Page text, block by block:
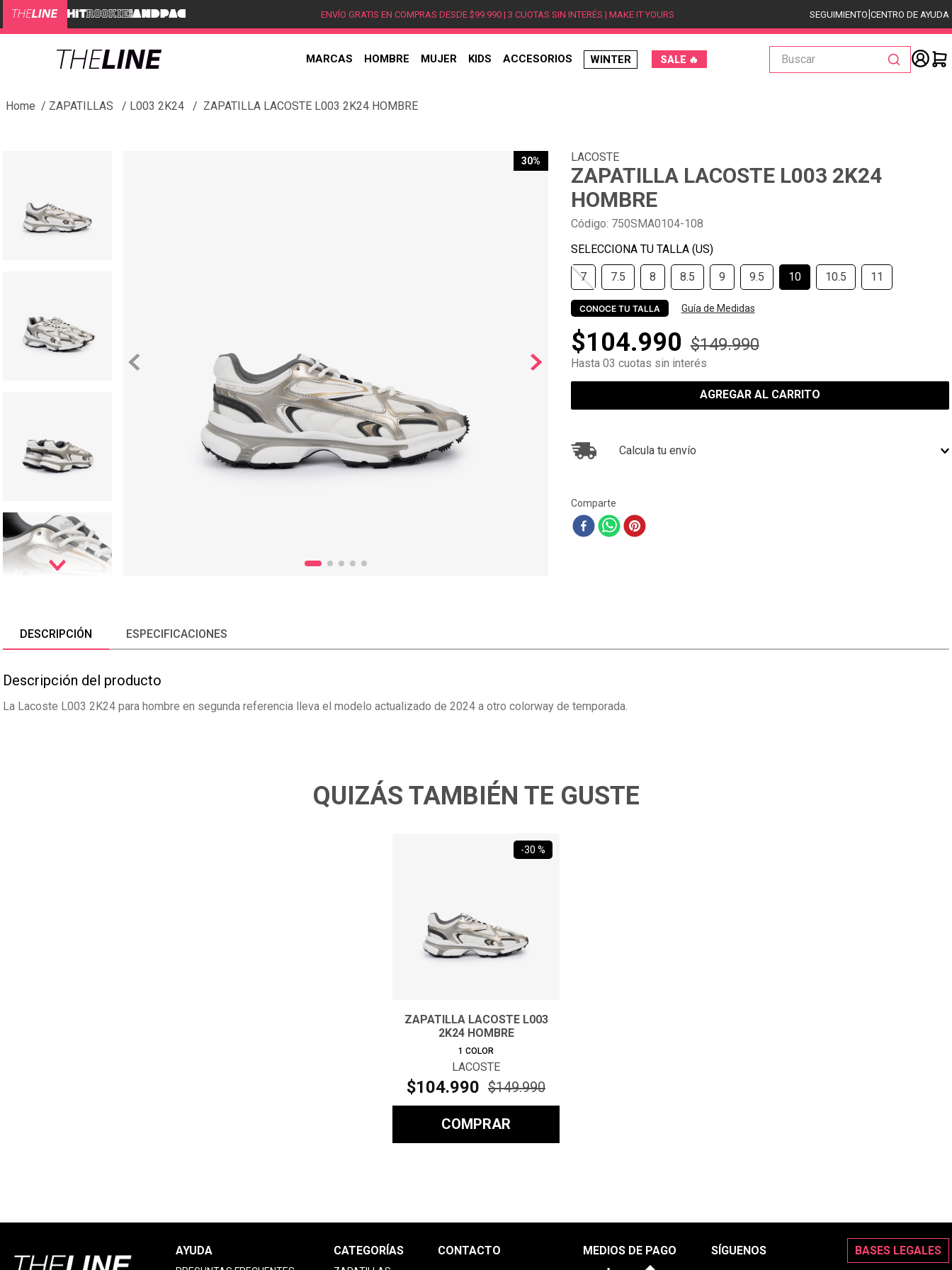
ENVÍO GRATIS EN COMPRAS DESDE $99.990 | 3 CUOTAS SIN INTERÉS | MAKE IT YOURS SEGUIMIENTO|CENTRO DE AYUDA
MARCAS HOMBRE MUJER KIDS ACCESORIOS WINTER SALE 🔥
Buscar
ZAPATILLAS L003 2K24 ZAPATILLA LACOSTE L003 2K24 HOMBRE
30% LACOSTE
ZAPATILLA LACOSTE L003 2K24
HOMBRE
Código: 750SMA0104-108
7 7.5 8 8.5 9 9.5 10 10.5 11
CONOCE TU TALLA Guía de Medidas
$104.990 $149.990
Hasta 03 cuotas sin interés
AGREGAR AL CARRITO
Calcula tu envío
Comparte
DESCRIPCIÓN ESPECIFICACIONES
Descripción del producto
La Lacoste L003 2K24 para hombre en segunda referencia lleva el modelo actualizado de 2024 a otro colorway de temporada.
QUIZÁS TAMBIÉN TE GUSTE
-30 %
ZAPATILLA LACOSTE L003
2K24 HOMBRE
1 COLOR
LACOSTE
$104.990 $149.990
COMPRAR
AYUDA CATEGORÍAS CONTACTO MEDIOS DE PAGO SÍGUENOS BASES LEGALES